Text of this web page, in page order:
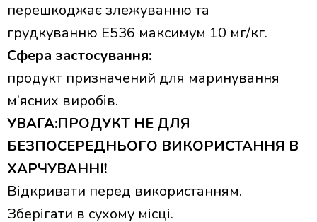
перешкоджає злежуванню та
грудкуванню Е536 максимум 10 мг/кг.
Сфера застосування:
продукт призначений для маринування
м’ясних виробів.
УВАГА:ПРОДУКТ НЕ ДЛЯ
БЕЗПОСЕРЕДНЬОГО ВИКОРИСТАННЯ В
ХАРЧУВАННІ!
Відкривати перед використанням.
Зберігати в сухому місці.